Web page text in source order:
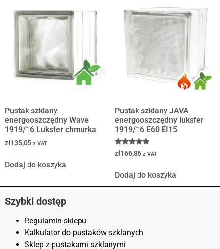
Pustak szklany
energooszczędny Wave
1919/16 Luksfer chmurka
zł135,05 z VAT
Dodaj do koszyka
Pustak szklany JAVA
energooszczędny luksfer
1919/16 E60 EI15
Oceniono
5.00
zł166,86 z VAT
Dodaj do koszyka
Szybki dostęp
Regulamin sklepu
Kalkulator do pustaków szklanych
Sklep z pustakami szklanymi